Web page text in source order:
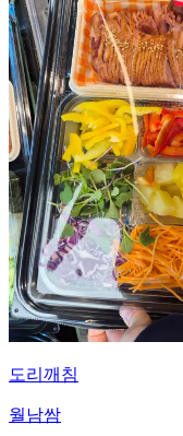
도리깨침
월남쌈